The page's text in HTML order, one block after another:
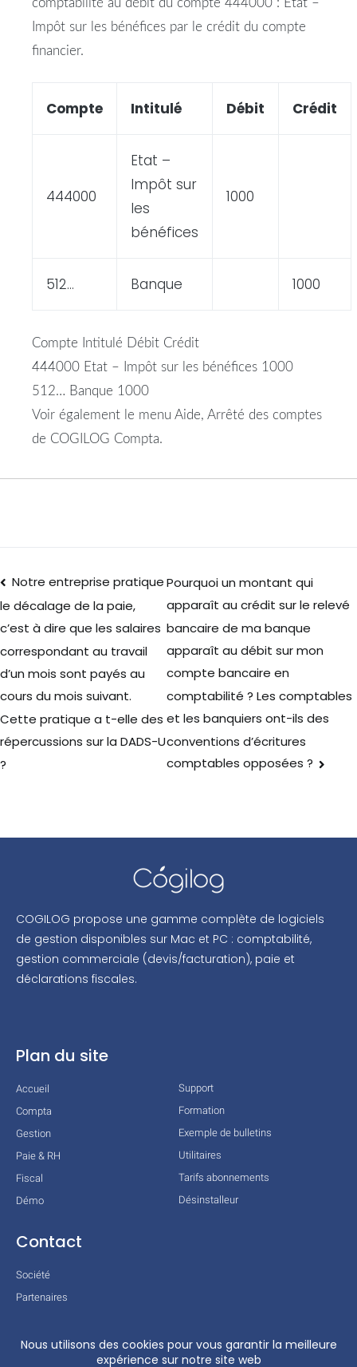
comptabilité au débit du compte 444000 : Etat –
Impôt sur les bénéfices par le crédit du compte
financier.
Compte Intitulé Débit Crédit
444000
Etat –
Impôt sur
les
bénéfices
1000
512… Banque 1000
Compte Intitulé Débit Crédit
444000 Etat – Impôt sur les bénéfices 1000
512… Banque 1000
Voir également le menu Aide, Arrêté des comptes
de COGILOG Compta.
Notre entreprise pratique
le décalage de la paie,
c’est à dire que les salaires
correspondant au travail
d’un mois sont payés au
cours du mois suivant.
Cette pratique a t-elle des
répercussions sur la DADS-U
?
Pourquoi un montant qui
apparaît au crédit sur le relevé
bancaire de ma banque
apparaît au débit sur mon
compte bancaire en
comptabilité ? Les comptables
et les banquiers ont-ils des
conventions d’écritures
comptables opposées ?
COGILOG propose une gamme complète de logiciels
de gestion disponibles sur Mac et PC : comptabilité,
gestion commerciale (devis/facturation), paie et
déclarations fiscales.
Plan du site
Accueil
Compta
Gestion
Paie & RH
Fiscal
Démo
Support
Formation
Exemple de bulletins
Utilitaires
Tarifs abonnements
Désinstalleur
Contact
Société
Partenaires
Mentions légales
Conditions générales